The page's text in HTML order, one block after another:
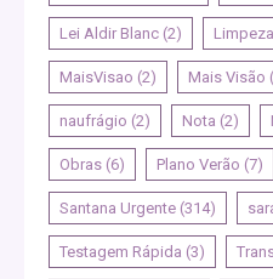
Lei Aldir Blanc (2) Limpeza
MaisVisao (2) Mais Visão
naufrágio (2) Nota (2)
Obras (6) Plano Verão (7)
Santana Urgente (314)
Testagem Rápida (3)